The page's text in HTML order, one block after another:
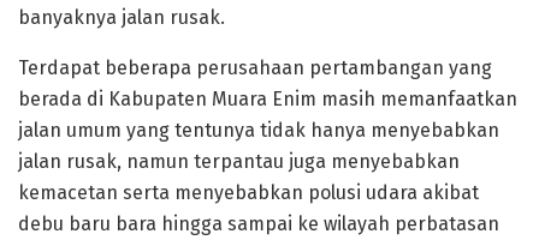
banyaknya jalan rusak.
Terdapat beberapa perusahaan pertambangan yang
berada di Kabupaten Muara Enim masih memanfaatkan
jalan umum yang tentunya tidak hanya menyebabkan
jalan rusak, namun terpantau juga menyebabkan
kemacetan serta menyebabkan polusi udara akibat
debu baru bara hingga sampai ke wilayah perbatasan